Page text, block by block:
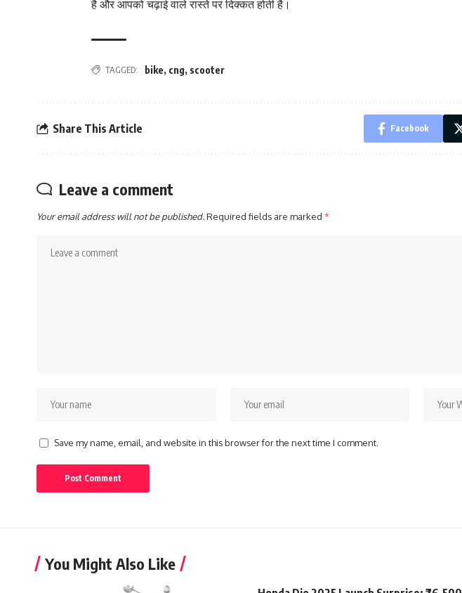
है और आपको चढ़ाई वाले रास्ते पर दिक्कत होती है।
TAGGED: bike, cng, scooter
Share This Article Facebook
Leave a comment
Your email address will not be published.Required fields are marked *
Save my name, email, and website in this browser for the next time I comment.
You Might Also Like